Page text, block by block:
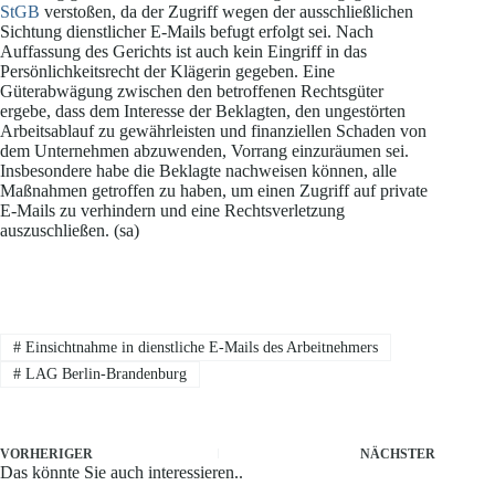
StGB verstoßen, da der Zugriff wegen der ausschließlichen
Sichtung dienstlicher E-Mails befugt erfolgt sei. Nach
Auffassung des Gerichts ist auch kein Eingriff in das
Persönlichkeitsrecht der Klägerin gegeben. Eine
Güterabwägung zwischen den betroffenen Rechtsgüter
ergebe, dass dem Interesse der Beklagten, den ungestörten
Arbeitsablauf zu gewährleisten und finanziellen Schaden von
dem Unternehmen abzuwenden, Vorrang einzuräumen sei.
Insbesondere habe die Beklagte nachweisen können, alle
Maßnahmen getroffen zu haben, um einen Zugriff auf private
E-Mails zu verhindern und eine Rechtsverletzung
auszuschließen. (sa)
#Einsichtnahme in dienstliche E-Mails des Arbeitnehmers
#LAG Berlin-Brandenburg
VORHERIGER NÄCHSTER
Das könnte Sie auch interessieren..